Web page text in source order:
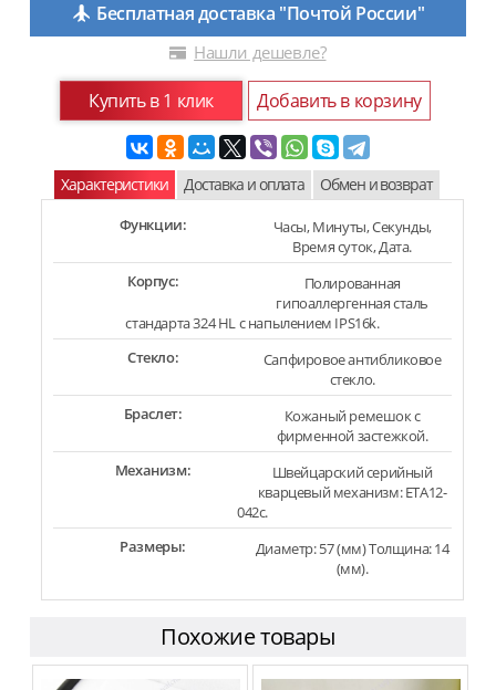
Бесплатная доставка "Почтой России"
Нашли дешевле?
Купить в 1 клик Добавить в корзину
Характеристики Доставка и оплата Обмен и возврат
Функции:
Часы, Минуты, Секунды,
Время суток, Дата.
Корпус:
Полированная
гипоаллергенная сталь
стандарта 324 HL с напылением IPS16k.
Стекло:
Сапфировое антибликовое
стекло.
Браслет:
Кожаный ремешок с
фирменной застежкой.
Механизм:
Швейцарский серийный
кварцевый механизм: ETA12-
042c.
Размеры:
Диаметр: 57 (мм) Толщина: 14
(мм).
Похожие товары